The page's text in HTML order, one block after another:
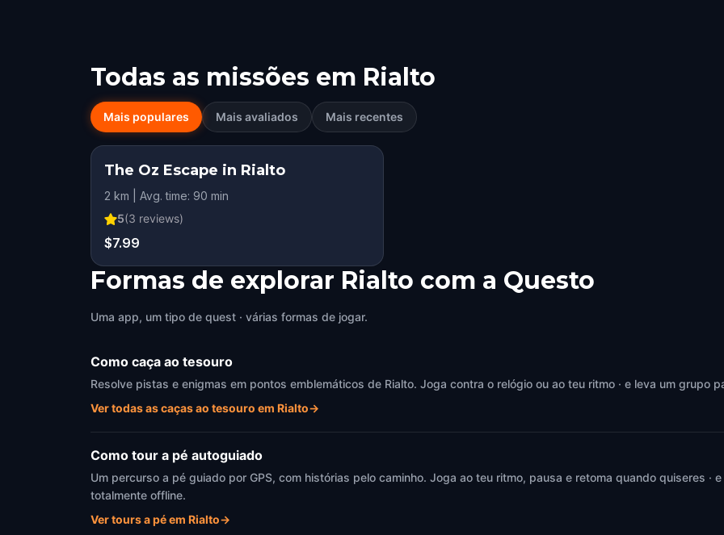
Todas as missões em Rialto
Mais populares Mais avaliados Mais recentes
The Oz Escape in Rialto
2 km | Avg. time: 90 min
5(3 reviews)
$7.99
Formas de explorar Rialto com a Questo
Uma app, um tipo de quest · várias formas de jogar.
Como caça ao tesouro
Resolve pistas e enigmas em pontos emblemáticos de Rialto. Joga contra o relógio ou ao teu ritmo · e leva um grupo
Ver todas as caças ao tesouro em Rialto→
Como tour a pé autoguiado
Um percurso a pé guiado por GPS, com histórias pelo caminho. Joga ao teu ritmo, pausa e retoma quando quiseres
totalmente offline.
Ver tours a pé em Rialto→